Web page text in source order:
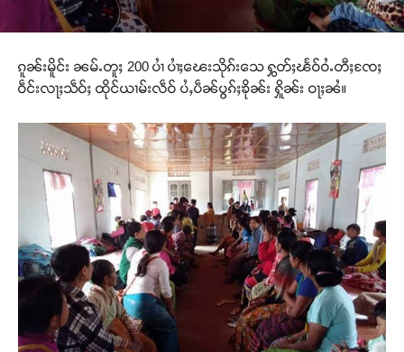
ၵူၼ်းမိူင်း ၼမ်ႉတူႈ 200 ပၢႆ ပၢႆႈၽေးသိုၵ်းသေ ႁွတ်ႈၽႅဝ်ဝႆႉတီႈၸႄႈ
ဝဵင်းလႃႈသဵဝ်ႈ ထိုင်ယၢမ်းလဵဝ် ပႆႇပဵၼ်ပွၵ်ႈၶိုၼ်း ႁိူၼ်း ဝႃႈၼႆ။